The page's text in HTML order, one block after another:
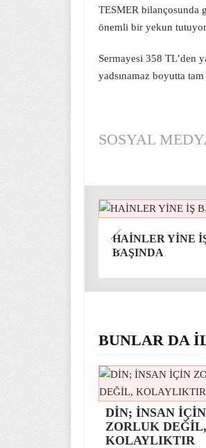
TESMER bilançosunda
önemli bir yekun
Sermayesi 358 TL’den
yadsınamaz boyutta tam
SOSYAL
HAİNLER YİNE
BAŞINDA
BUNLAR DA
DİN; İNSAN İÇİN
ZORLUK DEĞİL,
KOLAYLIKTIR